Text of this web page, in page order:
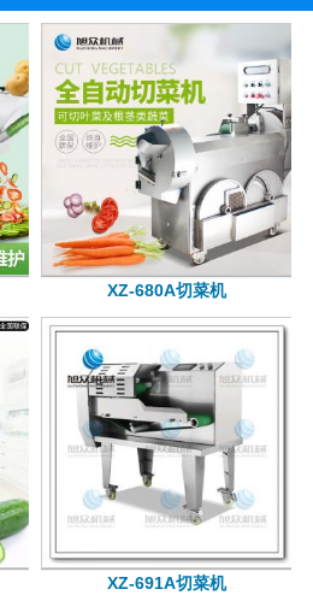
XZ-680A切菜机
XZ-691A切菜机